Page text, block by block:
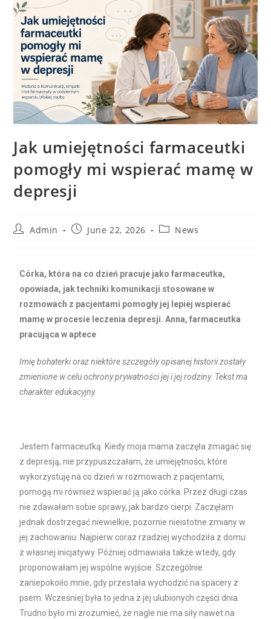
Jak umiejętności farmaceutki
pomogły mi wspierać mamę w
depresji
Admin June 22, 2026 News
Córka, która na co dzień pracuje jako farmaceutka,
opowiada, jak techniki komunikacji stosowane w
rozmowach z pacjentami pomogły jej lepiej wspierać
mamę w procesie leczenia depresji. Anna, farmaceutka
pracująca w aptece
Imię bohaterki oraz niektóre szczegóły opisanej historii zostały
zmienione w celu ochrony prywatności jej i jej rodziny. Tekst ma
charakter edukacyjny.
Jestem farmaceutką. Kiedy moja mama zaczęła zmagać się
z depresją, nie przypuszczałam, że umiejętności, które
wykorzystuję na co dzień w rozmowach z pacjentami,
pomogą mi również wspierać ją jako córka. Przez długi czas
nie zdawałam sobie sprawy, jak bardzo cierpi. Zaczęłam
jednak dostrzegać niewielkie, pozornie nieistotne zmiany w
jej zachowaniu. Najpierw coraz rzadziej wychodziła z domu
z własnej inicjatywy. Później odmawiała także wtedy, gdy
proponowałam jej wspólne wyjście. Szczególnie
zaniepokoiło mnie, gdy przestała wychodzić na spacery z
psem. Wcześniej była to jedna z jej ulubionych części dnia.
Trudno było mi zrozumieć, że nagle nie ma siły nawet na